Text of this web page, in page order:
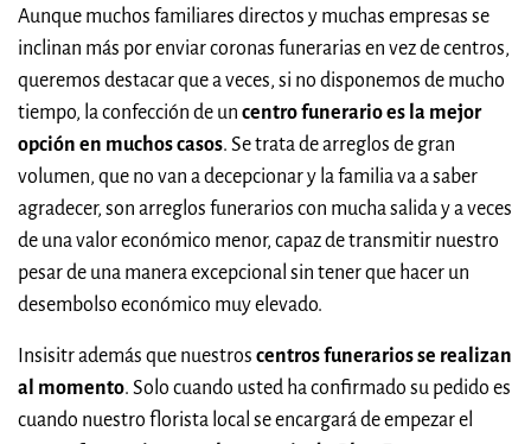
Aunque muchos familiares directos y muchas empresas se
inclinan más por enviar coronas funerarias en vez de centros,
queremos destacar que a veces, si no disponemos de mucho
tiempo, la confección de un centro funerario es la mejor
opción en muchos casos. Se trata de arreglos de gran
volumen, que no van a decepcionar y la familia va a saber
agradecer, son arreglos funerarios con mucha salida y a veces
de una valor económico menor, capaz de transmitir nuestro
pesar de una manera excepcional sin tener que hacer un
desembolso económico muy elevado.
Insisitr además que nuestros centros funerarios se realizan
al momento. Solo cuando usted ha confirmado su pedido es
cuando nuestro florista local se encargará de empezar el